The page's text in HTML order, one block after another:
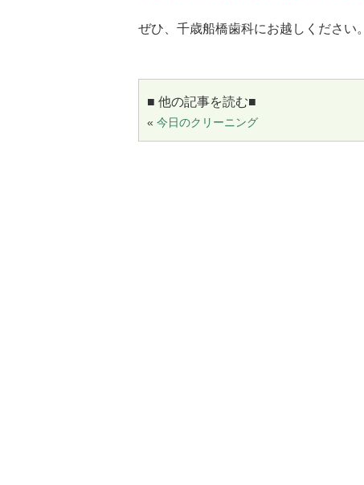
ぜひ、千歳船橋歯科にお越しください。
■ 他の記事を読む■
« 今日のクリーニング